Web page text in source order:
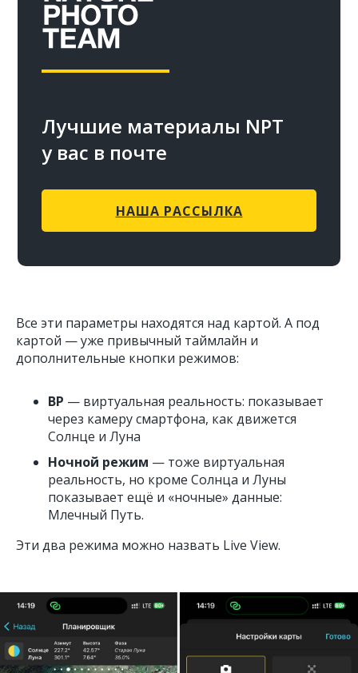
Лучшие материалы NPT
у вас в почте
НАША РАССЫЛКА
Все эти параметры находятся над картой. А под
картой — уже привычный таймлайн и
дополнительные кнопки режимов:
ВР — виртуальная реальность: показывает
через камеру смартфона, как движется
Солнце и Луна
Ночной режим — тоже виртуальная
реальность, но кроме Солнца и Луны
показывает ещё и «ночные» данные:
Млечный Путь.
Эти два режима можно назвать Live View.